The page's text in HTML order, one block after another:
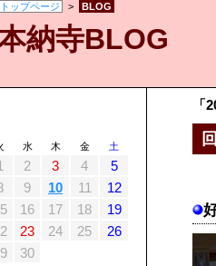
納寺BLOG
トップページ > BLOG
水 木 金 土
2 3 4
5
9 10 11
12
16 17 18
19
23 24 25
26
30
「